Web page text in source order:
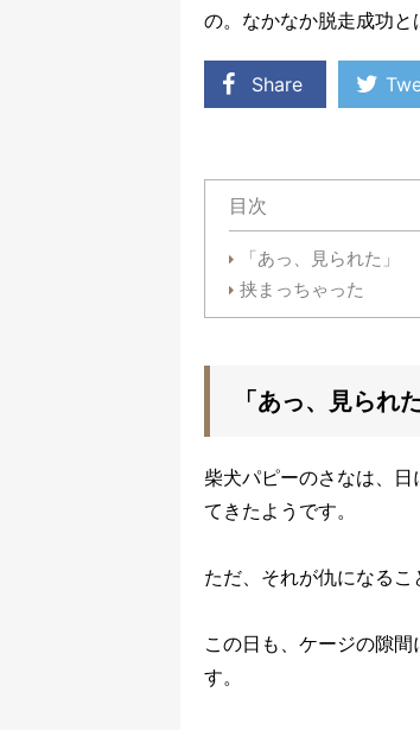
の。なかなか脱走成功
Share
目次
「あっ、見られた」
挟まっちゃった
「あっ、見られた
柴犬パピーのさなは、
てきたようです。
ただ、それが仇になる
この日も、ケージの隙
す。